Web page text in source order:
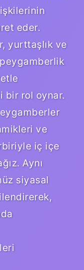
eder.
yurttaşlık ve
bir rol oynar.
ve
iç içe
Aynı
siyasal